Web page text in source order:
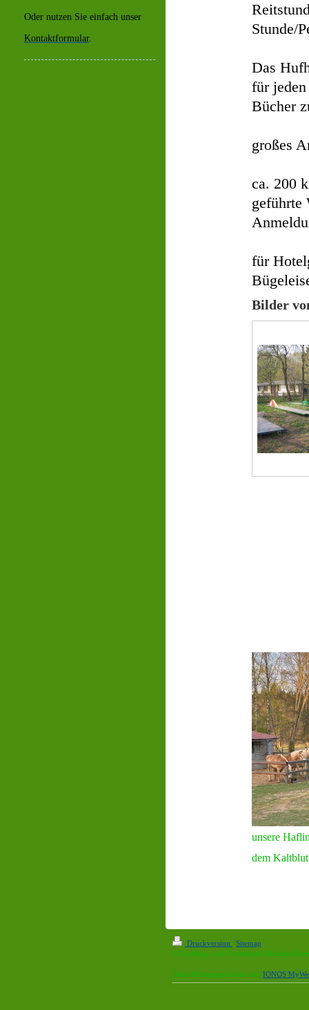
Stunde/
Das
für
Bücher
großes
ca. 200
geführte
für
Bilder
unsere
dem
Oder nutzen Sie einfach unser
Kontaktformular.
Druckversion | Sitemap
© Ausflugs- und Ferienhotel Hufhaus-
Diese Homepage wurde mit IONOS